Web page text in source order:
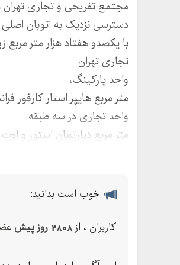
مجتمع تفریحی و تجاری
دسترسی نزدیک به اتوبان
با یکصدو هفتاد هزار متر مربع
تجاری تهران
واحد پارکینگ،
متر مربع هایپر استار کارفور
واحد تجاری در سه طبقه
متر مربع دپارتمان استور و
آرت گالری
آکواریوم پنگوئن ها
خوب است بدانید:
کاربران ، از2808 روز پیش